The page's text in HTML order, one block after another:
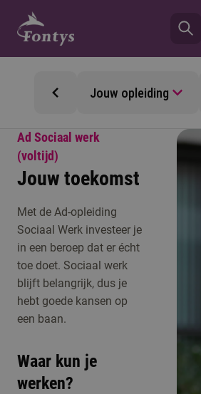
Jouw opleiding
Ad Sociaal werk
(voltijd)
Jouw toekomst
Met de Ad-opleiding
Sociaal Werk investeer je
in een beroep dat er écht
toe doet. Sociaal werk
blijft belangrijk, dus je
hebt goede kansen op
een baan.
Waar kun je
werken?